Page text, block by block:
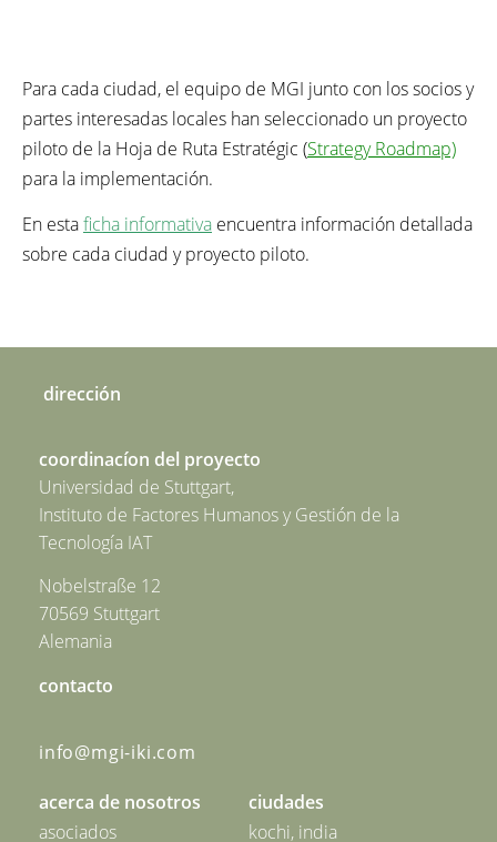
Para cada ciudad, el equipo de MGI junto con los socios y
partes interesadas locales han seleccionado un proyecto
piloto de la Hoja de Ruta Estratégic (StrategyRoadmap)
para la implementación.
En estaficha informativa encuentra información detallada
sobre cada ciudad y proyecto piloto.
dirección
coordinacíon del proyecto
Universidad de Stuttgart,
Instituto de Factores Humanos y Gestión de la
Tecnología IAT
Nobelstraße 12
70569 Stuttgart
Alemania
contacto
info@mgi-iki.com
acerca de nosotros
asociados
ciudades
kochi, india